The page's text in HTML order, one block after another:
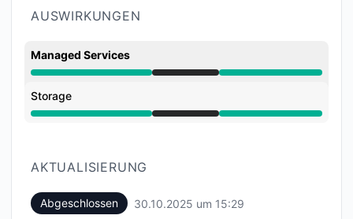
AUSWIRKUNGEN
Managed Services
Wartung aus 10:00 AM zu 3:29 PM
Storage
Wartung aus 10:00 AM zu 3:29 PM
AKTUALISIERUNG
Abgeschlossen 30.10.2025 um 15:29